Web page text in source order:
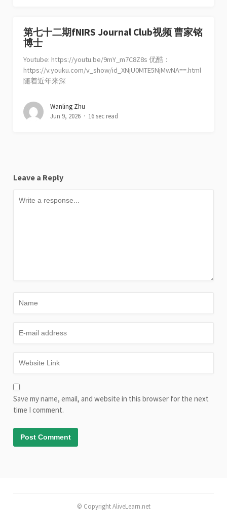
第七十二期fNIRS Journal Club视频 曹家铭
博士
Youtube: https://youtu.be/9mY_m7C8Z8s 优酷：
https://v.youku.com/v_show/id_XNjU0MTE5NjMwNA==.html
随着近年来深
Wanling Zhu
Jun 9, 2026
16 sec read
Leave a Reply
Save my name, email, and website in this browser for the next
time I comment.
© Copyright AliveLearn.net